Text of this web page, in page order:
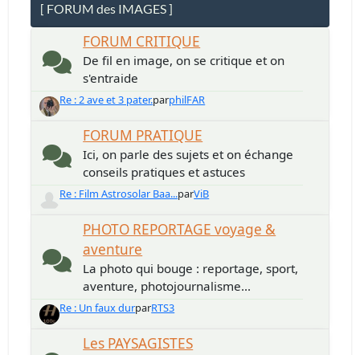
[ FORUM des IMAGES ]
FORUM CRITIQUE
De fil en image, on se critique et on
s'entraide
Re : 2 ave et 3 pater.parphilFAR
FORUM PRATIQUE
Ici, on parle des sujets et on échange
conseils pratiques et astuces
Re : Film Astrosolar Baa...parViB
PHOTO REPORTAGE voyage &
aventure
La photo qui bouge : reportage, sport,
aventure, photojournalisme...
Re : Un faux durparRTS3
Les PAYSAGISTES